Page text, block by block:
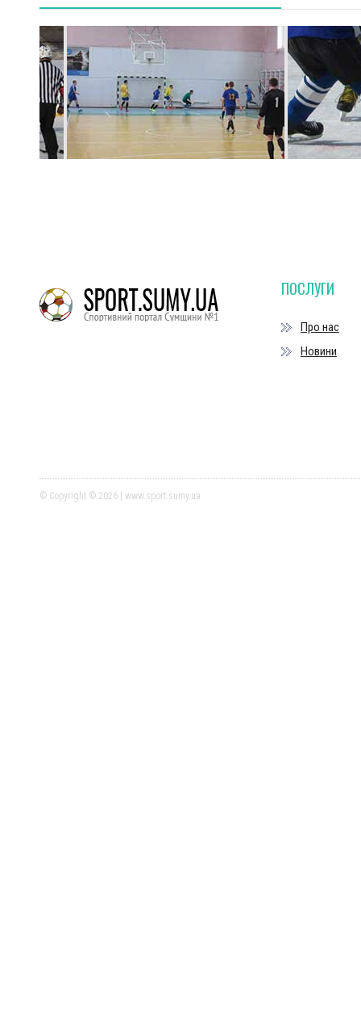
ПОСЛУГИ
Про нас
Новини
© Copyright © 2026 | www.sport.sumy.ua